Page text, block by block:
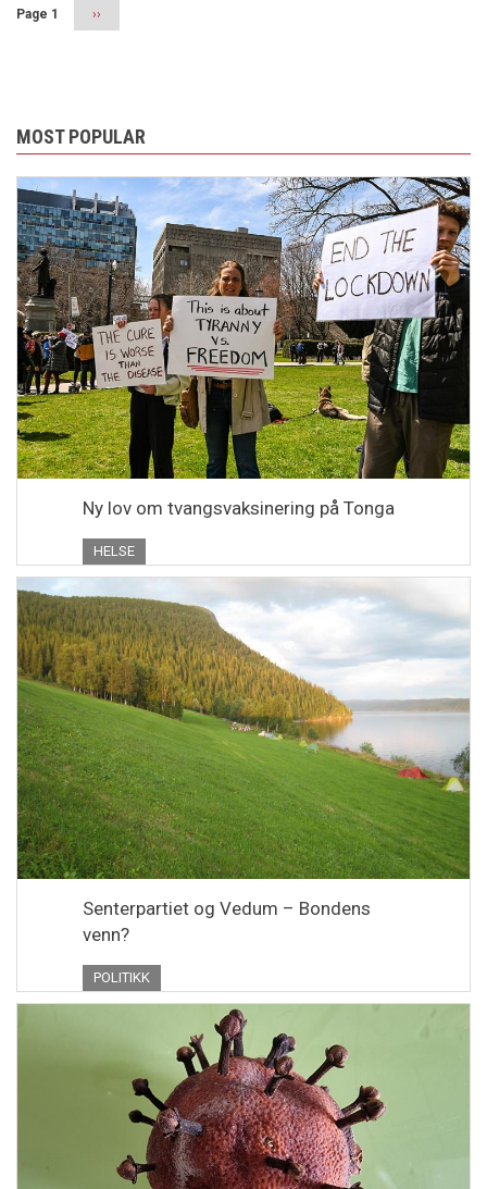
Page 1
Next
page
››
MOST POPULAR
Ny lov om tvangsvaksinering på Tonga
HELSE
Senterpartiet og Vedum – Bondens
venn?
POLITIKK